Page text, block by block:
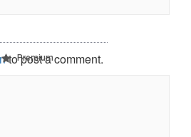
Premium
to post a comment.